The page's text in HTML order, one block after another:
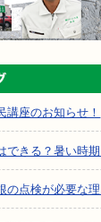
講座のお知らせ！
できる？暑い時
の点検が必要な